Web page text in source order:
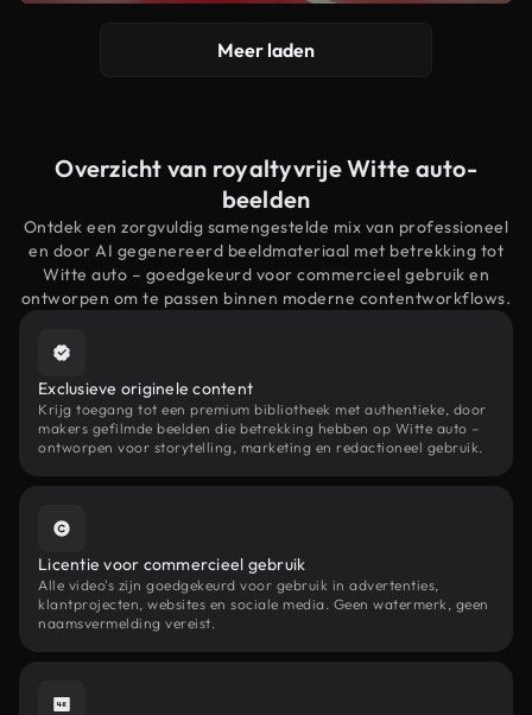
Meer laden
Overzicht van royaltyvrije Witte auto-
beelden
Ontdek een zorgvuldig samengestelde mix van professioneel
en door AI gegenereerd beeldmateriaal met betrekking tot
Witte auto – goedgekeurd voor commercieel gebruik en
ontworpen om te passen binnen moderne contentworkflows.
Exclusieve originele content
Krijg toegang tot een premium bibliotheek met authentieke, door
makers gefilmde beelden die betrekking hebben op Witte auto –
ontworpen voor storytelling, marketing en redactioneel gebruik.
Licentie voor commercieel gebruik
Alle video's zijn goedgekeurd voor gebruik in advertenties,
klantprojecten, websites en sociale media. Geen watermerk, geen
naamsvermelding vereist.